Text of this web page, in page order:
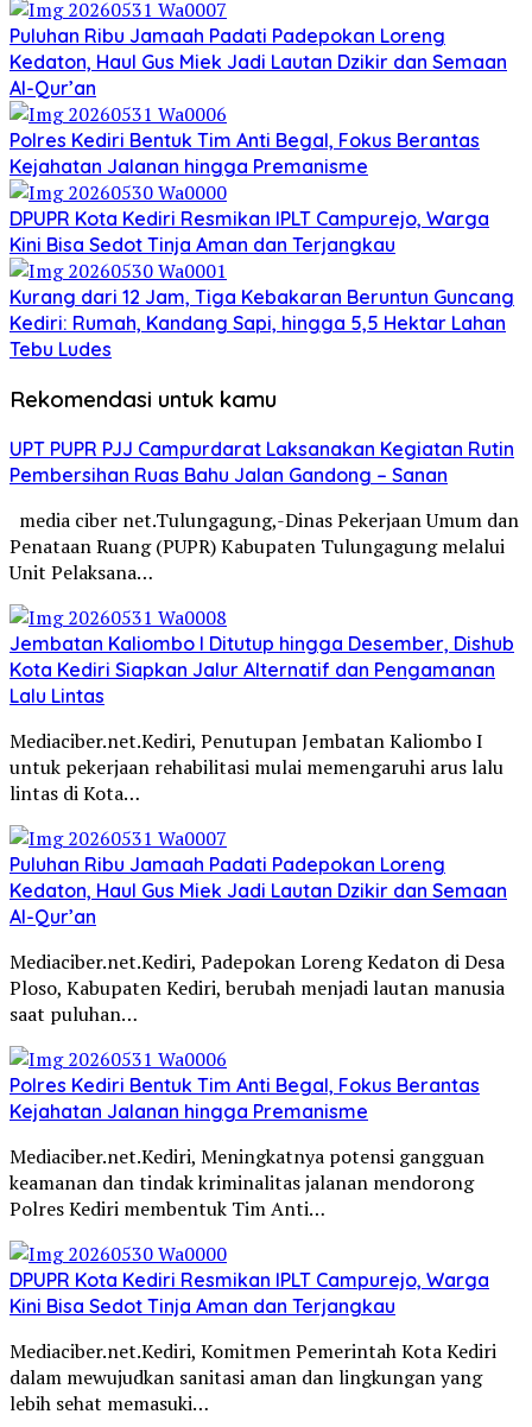
Puluhan Ribu Jamaah Padati Padepokan Loreng
Kedaton, Haul Gus Miek Jadi Lautan Dzikir dan Semaan
Al-Qur’an
Polres Kediri Bentuk Tim Anti Begal, Fokus Berantas
Kejahatan Jalanan hingga Premanisme
DPUPR Kota Kediri Resmikan IPLT Campurejo, Warga
Kini Bisa Sedot Tinja Aman dan Terjangkau
Kurang dari 12 Jam, Tiga Kebakaran Beruntun Guncang
Kediri: Rumah, Kandang Sapi, hingga 5,5 Hektar Lahan
Tebu Ludes
Rekomendasi untuk kamu
UPT PUPR PJJ Campurdarat Laksanakan Kegiatan Rutin
Pembersihan Ruas Bahu Jalan Gandong – Sanan
media ciber net.Tulungagung,-Dinas Pekerjaan Umum dan
Penataan Ruang (PUPR) Kabupaten Tulungagung melalui
Unit Pelaksana…
Jembatan Kaliombo I Ditutup hingga Desember, Dishub
Kota Kediri Siapkan Jalur Alternatif dan Pengamanan
Lalu Lintas
Mediaciber.net.Kediri, Penutupan Jembatan Kaliombo I
untuk pekerjaan rehabilitasi mulai memengaruhi arus lalu
lintas di Kota…
Puluhan Ribu Jamaah Padati Padepokan Loreng
Kedaton, Haul Gus Miek Jadi Lautan Dzikir dan Semaan
Al-Qur’an
Mediaciber.net.Kediri, Padepokan Loreng Kedaton di Desa
Ploso, Kabupaten Kediri, berubah menjadi lautan manusia
saat puluhan…
Polres Kediri Bentuk Tim Anti Begal, Fokus Berantas
Kejahatan Jalanan hingga Premanisme
Mediaciber.net.Kediri, Meningkatnya potensi gangguan
keamanan dan tindak kriminalitas jalanan mendorong
Polres Kediri membentuk Tim Anti…
DPUPR Kota Kediri Resmikan IPLT Campurejo, Warga
Kini Bisa Sedot Tinja Aman dan Terjangkau
Mediaciber.net.Kediri, Komitmen Pemerintah Kota Kediri
dalam mewujudkan sanitasi aman dan lingkungan yang
lebih sehat memasuki…